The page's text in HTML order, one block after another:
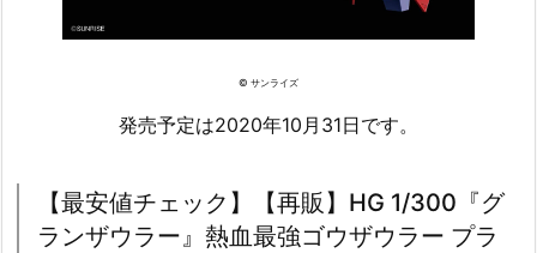
© サンライズ
発売予定は2020年10月31日です。
【最安値チェック】【再販】HG 1/300『グ
ランザウラー』熱血最強ゴウザウラー プラ